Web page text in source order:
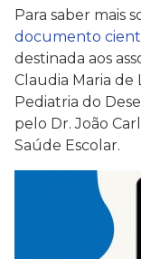
Para saber mais
documento
destinada aos
Claudia Maria de
Pediatria do
pelo Dr. João
Saúde Escolar.